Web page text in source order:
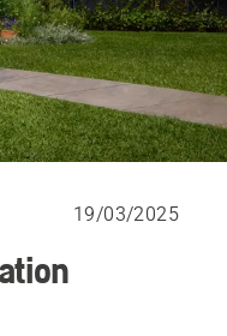
19/03/2025